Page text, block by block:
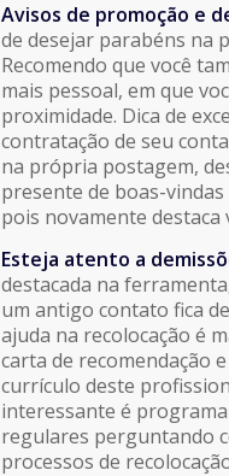
Avisos de promoção e
de desejar parabéns na
Recomendo que você
mais pessoal, em que
proximidade. Dica de
contratação de seu
na própria postagem,
presente de boas-
pois novamente destaca
Esteja atento a
destacada na
um antigo contato fica
ajuda na recolocação é
carta de recomendação
currículo deste
interessante é
regulares perguntando
processos de